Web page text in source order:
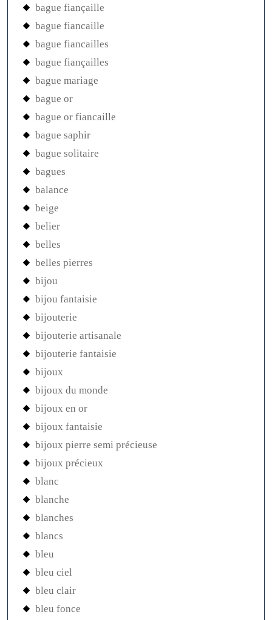
bague fiançaille
bague fiancaille
bague fiancailles
bague fiançailles
bague mariage
bague or
bague or fiancaille
bague saphir
bague solitaire
bagues
balance
beige
belier
belles
belles pierres
bijou
bijou fantaisie
bijouterie
bijouterie artisanale
bijouterie fantaisie
bijoux
bijoux du monde
bijoux en or
bijoux fantaisie
bijoux pierre semi précieuse
bijoux précieux
blanc
blanche
blanches
blancs
bleu
bleu ciel
bleu clair
bleu fonce